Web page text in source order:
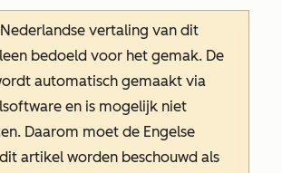
Nederlandse vertaling van dit
bedoeld voor het gemak. De
automatisch gemaakt via
en is mogelijk niet
Daarom moet de Engelse
artikel worden beschouwd als